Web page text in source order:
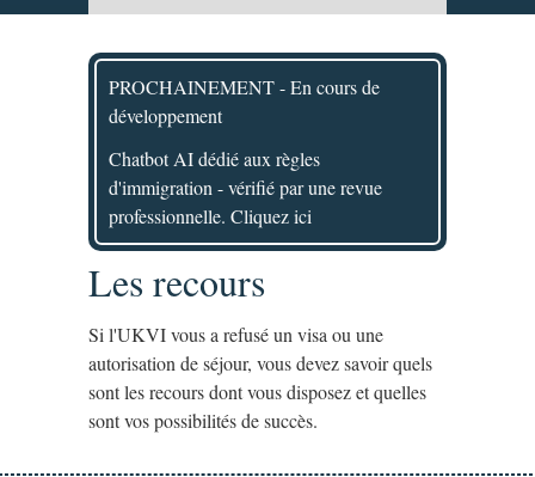
PROCHAINEMENT - En cours de
développement
Chatbot AI dédié aux règles
d'immigration - vérifié par une revue
professionnelle. Cliquez ici
Les recours
Si l'UKVI vous a refusé un visa ou une
autorisation de séjour, vous devez savoir quels
sont les recours dont vous disposez et quelles
sont vos possibilités de succès.